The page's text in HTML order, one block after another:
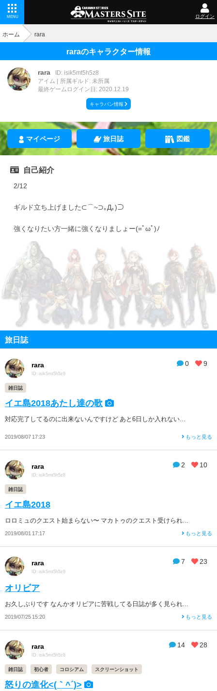
MENU ログイン
ホーム rara
raraのキャラクター情報
rara
ID: isik5mt5h5z8
アイム
所属ギルド: 未所属
最終ゲームログイン日: 2020.12.19
キャラバン情報
マイページ 旅日誌 図鑑
自己紹介
2/12
ギルド立ち上げました⊂⌒~⊃｡Д｡)⊃
強くなりたい方一緒に強くなりましょー(=ﾟωﾟ)ﾉ
旅日誌
0 9
rara
ID: isik5mt5h5z8
雑日誌
イエ島2018あたし達の歌
対応完了してるのに出来ないんですけど あと6日しか入れない...
2019/08/07 17:23 もっと見る
2 10
rara
ID: isik5mt5h5z8
雑日誌
イエ島2018
ロロミュのクエスト始まらない〜 マカトゥのクエスト受けられ...
2019/08/01 17:17 もっと見る
7 23
rara
ID: isik5mt5h5z8
オリビア
お久しぶりです なんかオリビアに苦戦してる日誌が多く見られ...
2019/07/25 15:20 もっと見る
14 28
rara
ID: isik5mt5h5z8
雑日誌 初心者 コロシアム スクリーンショット
怒りの進化<(｀^´)>